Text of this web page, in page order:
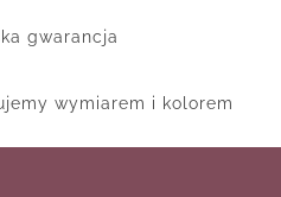
gwarancja
wymiarem i kolorem